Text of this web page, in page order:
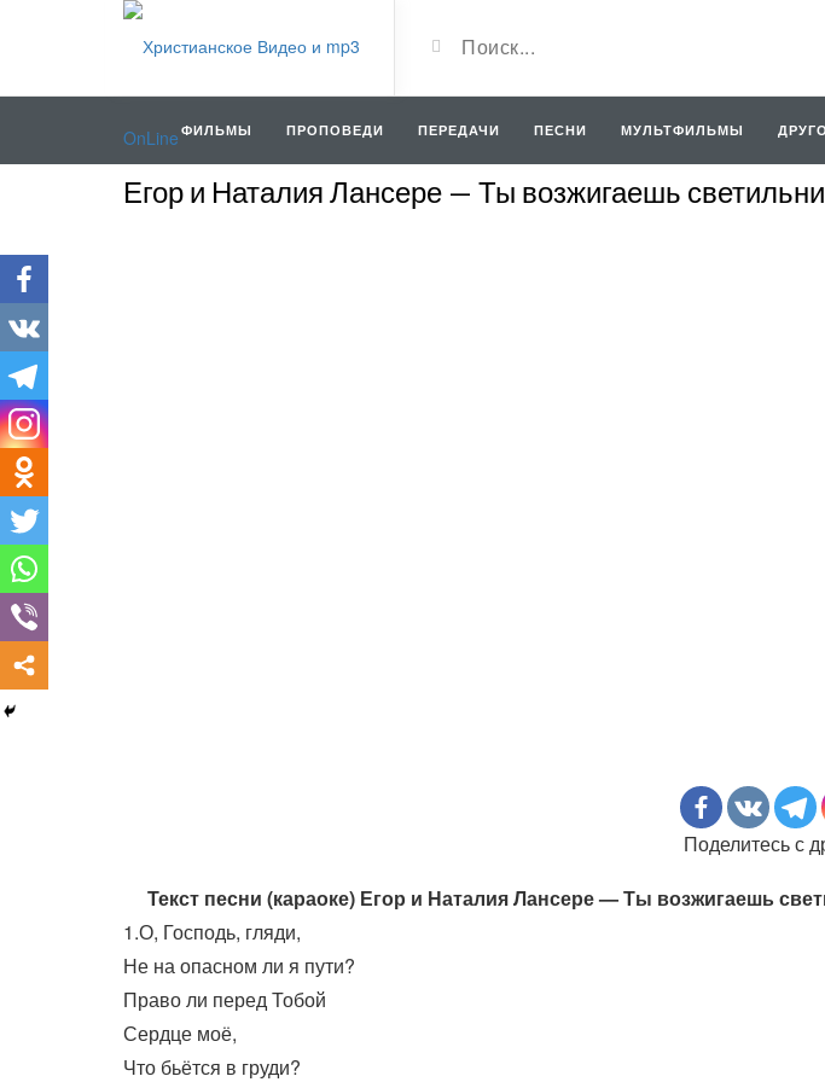
ФИЛЬМЫ ПРОПОВЕДИ ПЕРЕДАЧИ ПЕСНИ МУЛЬТФИЛЬМЫ
Егор и Наталия Лансере — Ты возжигаешь
Поделитесь с
Текст песни (караоке) Егор и Наталия Лансере — Ты возжигаешь
1.О, Господь, гляди,
Не на опасном ли я пути?
Право ли перед Тобой
Сердце моё,
Что бьётся в груди?